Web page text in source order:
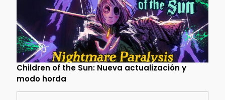
Children of the Sun: Nueva actualización y
modo horda